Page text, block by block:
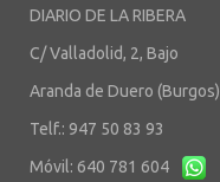
DIARIO DE LA RIBERA
C/ Valladolid, 2, Bajo
Aranda de Duero (Burgos)
Telf.: 947 50 83 93
Móvil: 640 781 604